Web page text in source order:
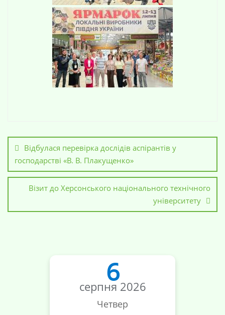
Відбулася перевірка дослідів аспірантів у
господарстві «В. В. Плакущенко»
Візит до Херсонського національного технічного
університету
6
серпня 2026
Четвер